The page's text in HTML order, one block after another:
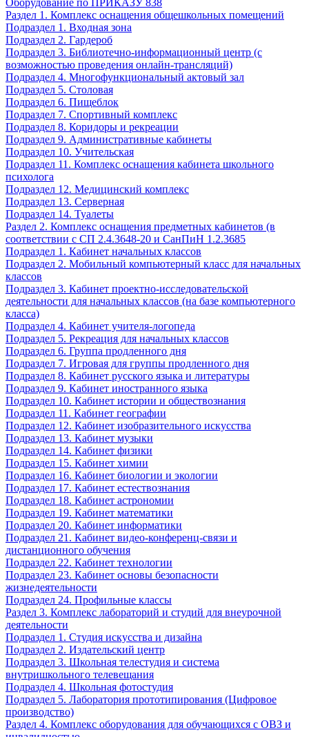
Оборудование по ПРИКАЗУ 838
Раздел 1. Комплекс оснащения общешкольных помещений
Подраздел 1. Входная зона
Подраздел 2. Гардероб
Подраздел 3. Библиотечно-информационный центр (с
возможностью проведения онлайн-трансляций)
Подраздел 4. Многофункциональный актовый зал
Подраздел 5. Столовая
Подраздел 6. Пищеблок
Подраздел 7. Спортивный комплекс
Подраздел 8. Коридоры и рекреации
Подраздел 9. Административные кабинеты
Подраздел 10. Учительская
Подраздел 11. Комплекс оснащения кабинета школьного
психолога
Подраздел 12. Медицинский комплекс
Подраздел 13. Серверная
Подраздел 14. Туалеты
Раздел 2. Комплекс оснащения предметных кабинетов (в
соответствии с СП 2.4.3648-20 и СанПиН 1.2.3685
Подраздел 1. Кабинет начальных классов
Подраздел 2. Мобильный компьютерный класс для начальных
классов
Подраздел 3. Кабинет проектно-исследовательской
деятельности для начальных классов (на базе компьютерного
класса)
Подраздел 4. Кабинет учителя-логопеда
Подраздел 5. Рекреация для начальных классов
Подраздел 6. Группа продленного дня
Подраздел 7. Игровая для группы продленного дня
Подраздел 8. Кабинет русского языка и литературы
Подраздел 9. Кабинет иностранного языка
Подраздел 10. Кабинет истории и обществознания
Подраздел 11. Кабинет географии
Подраздел 12. Кабинет изобразительного искусства
Подраздел 13. Кабинет музыки
Подраздел 14. Кабинет физики
Подраздел 15. Кабинет химии
Подраздел 16. Кабинет биологии и экологии
Подраздел 17. Кабинет естествознания
Подраздел 18. Кабинет астрономии
Подраздел 19. Кабинет математики
Подраздел 20. Кабинет информатики
Подраздел 21. Кабинет видео-конференц-связи и
дистанционного обучения
Подраздел 22. Кабинет технологии
Подраздел 23. Кабинет основы безопасности
жизнедеятельности
Подраздел 24. Профильные классы
Раздел 3. Комплекс лабораторий и студий для внеурочной
деятельности
Подраздел 1. Студия искусства и дизайна
Подраздел 2. Издательский центр
Подраздел 3. Школьная телестудия и система
внутришкольного телевещания
Подраздел 4. Школьная фотостудия
Подраздел 5. Лаборатория прототипирования (Цифровое
производство)
Раздел 4. Комплекс оборудования для обучающихся с ОВЗ и